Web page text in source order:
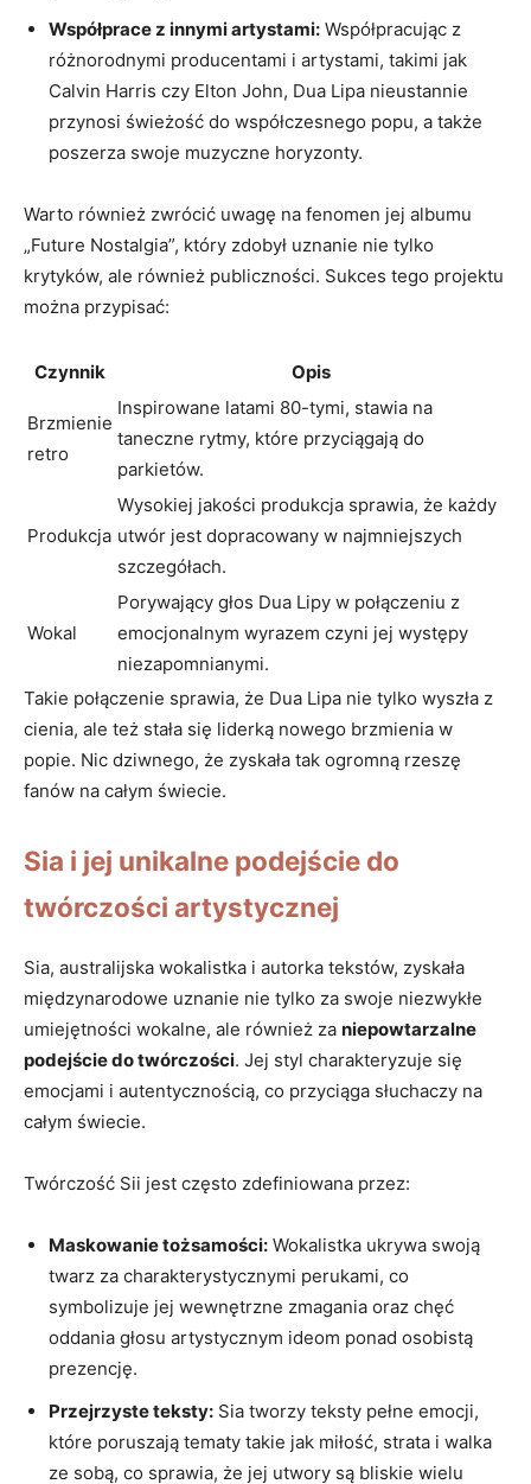
Współprace z ‍innymi artystami: Współpracując z
różnorodnymi producentami i artystami, takimi jak
‌Calvin Harris⁤ czy Elton​ John, Dua Lipa nieustannie
przynosi świeżość ⁤do ⁣współczesnego popu,​ a także
poszerza ⁣swoje muzyczne ​horyzonty.
Warto również zwrócić⁣ uwagę na fenomen jej albumu
„Future Nostalgia”, który zdobył uznanie nie tylko
krytyków, ale⁣ również publiczności. Sukces⁤ tego projektu​
można przypisać:
Czynnik Opis
Brzmienie
retro
Inspirowane latami 80-tymi, stawia na​
taneczne rytmy, które ​przyciągają ⁤do
‍parkietów.
Produkcja
Wysokiej jakości produkcja ⁣sprawia, że każdy​
utwór jest dopracowany w najmniejszych
szczegółach.
Wokal
Porywający głos Dua‌ Lipy ⁤w połączeniu z
emocjonalnym wyrazem czyni ​jej ​występy
niezapomnianymi.
Takie połączenie sprawia, że Dua Lipa ‍nie tylko wyszła z
cienia, ale też stała się ⁢liderką nowego brzmienia w
popie. Nic dziwnego, że​ zyskała tak ogromną rzeszę
⁤fanów na ⁢całym świecie.
Sia i jej unikalne ⁣podejście do
twórczości‌ artystycznej
Sia, australijska wokalistka i autorka‍ tekstów, zyskała
międzynarodowe uznanie nie tylko ‌za swoje​ niezwykłe
umiejętności wokalne, ale⁢ również za niepowtarzalne
podejście​ do twórczości. Jej⁣ styl​ charakteryzuje się
‍emocjami i autentycznością, co przyciąga słuchaczy ⁣na
całym świecie.
Twórczość Sii jest często zdefiniowana przez:
Maskowanie tożsamości: Wokalistka ukrywa swoją‌
twarz za charakterystycznymi perukami,‍ co‌
symbolizuje jej wewnętrzne zmagania oraz‍ chęć⁢
oddania głosu artystycznym ideom ponad osobistą⁤
prezencję.
Przejrzyste teksty: Sia tworzy teksty pełne​ emocji,
które poruszają tematy takie jak miłość, ​strata i walka
ze sobą, co sprawia, że jej utwory są bliskie⁤ wielu